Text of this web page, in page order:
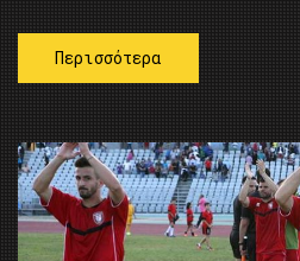
Περισσότερα